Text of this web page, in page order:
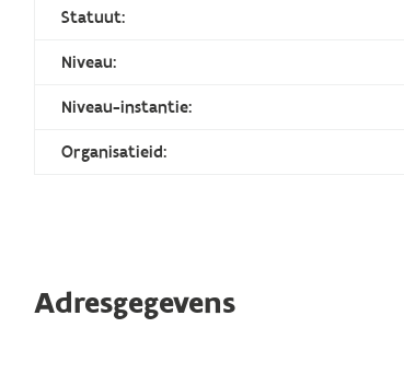
Statuut:
Niveau:
Niveau-instantie:
Organisatieid:
Adresgegevens